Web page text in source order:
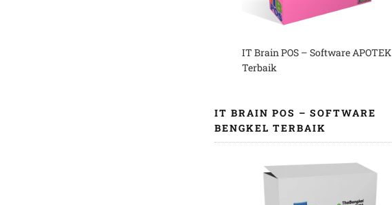
IT Brain POS – Software APOTEK
Terbaik
IT BRAIN POS – SOFTWARE
BENGKEL TERBAIK